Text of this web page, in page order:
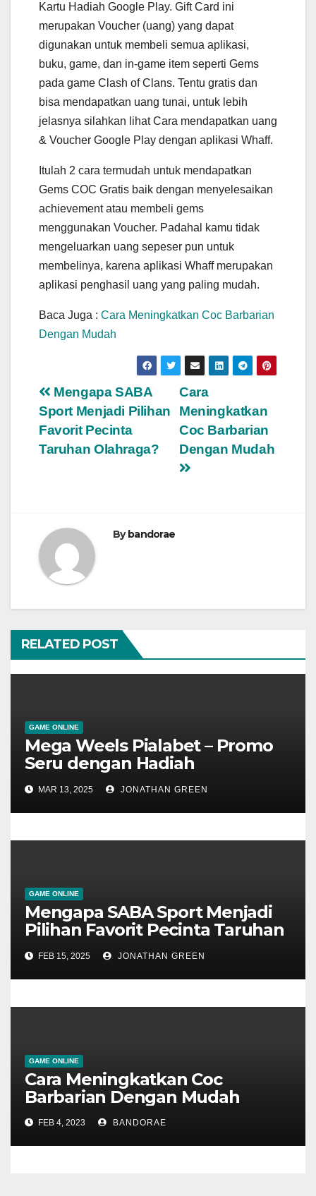
Kartu Hadiah Google Play. Gift Card ini
merupakan Voucher (uang) yang dapat
digunakan untuk membeli semua aplikasi,
buku, game, dan in-game item seperti Gems
pada game Clash of Clans. Tentu gratis dan
bisa mendapatkan uang tunai, untuk lebih
jelasnya silahkan lihat Cara mendapatkan uang
& Voucher Google Play dengan aplikasi Whaff.
Itulah 2 cara termudah untuk mendapatkan
Gems COC Gratis baik dengan menyelesaikan
achievement atau membeli gems
menggunakan Voucher. Padahal kamu tidak
mengeluarkan uang sepeser pun untuk
membelinya, karena aplikasi Whaff merupakan
aplikasi penghasil uang yang paling mudah.
Baca Juga : Cara Meningkatkan Coc Barbarian
Dengan Mudah
P
o
s
a
v
g
a
i
o
n
Cara
Meningkatkan
Coc Barbarian
Dengan Mudah
Mengapa SABA
Sport Menjadi Pilihan
Favorit Pecinta
Taruhan Olahraga?
Bybandorae
RELATED POST
GAME ONLINE
Mega Weels Pialabet – Promo
Seru dengan Hadiah
Spektakuler!
MAR 13, 2025 JONATHAN GREEN
GAME ONLINE
Mengapa SABA Sport Menjadi
Pilihan Favorit Pecinta Taruhan
Olahraga?
FEB 15, 2025 JONATHAN GREEN
GAME ONLINE
Cara Meningkatkan Coc
Barbarian Dengan Mudah
FEB 4, 2023 BANDORAE